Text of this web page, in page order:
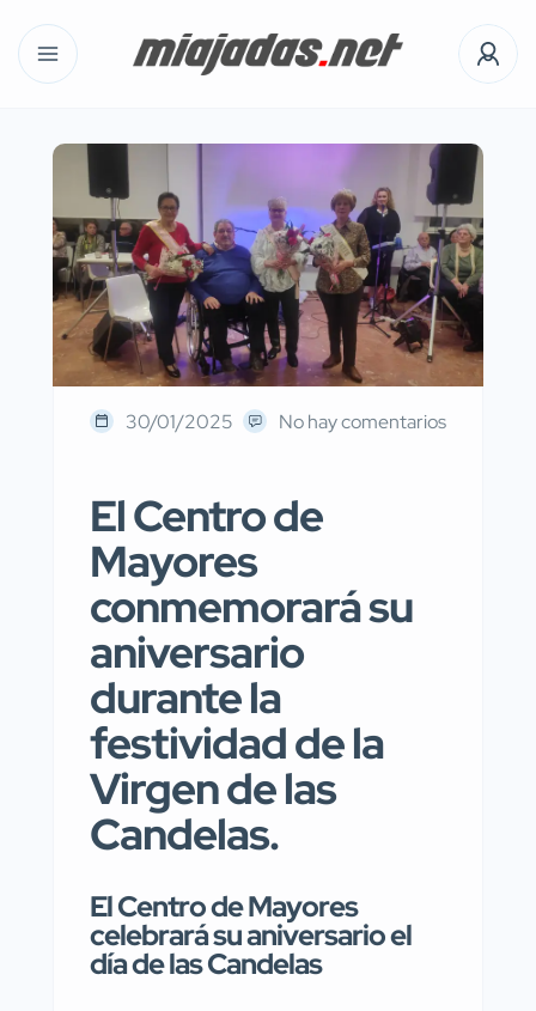
30/01/2025 No hay comentarios
El Centro de
Mayores
conmemorará su
aniversario
durante la
festividad de la
Virgen de las
Candelas.
El Centro de Mayores
celebrará su aniversario el
día de las Candelas